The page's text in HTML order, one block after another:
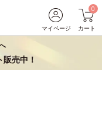
マイページ
0
カート
売中！